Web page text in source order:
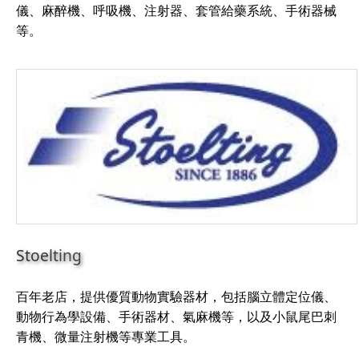
儀、麻醉機、呼吸機、注射器、套管給藥系統、手術器械
等。
Stoelting
百年老店，提供優質動物實驗器材，包括腦立體定位儀、
動物行為學設備、手術器材、氣麻機等，以及小鼠尾巴刺
青機、微量注射機等專業工具。